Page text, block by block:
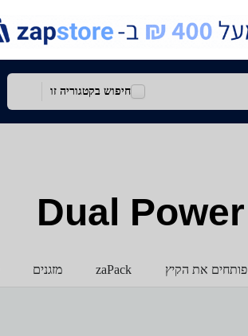
חיפוש בקטגוריה זו
פותחים את הקיץ zaPack מזגנים